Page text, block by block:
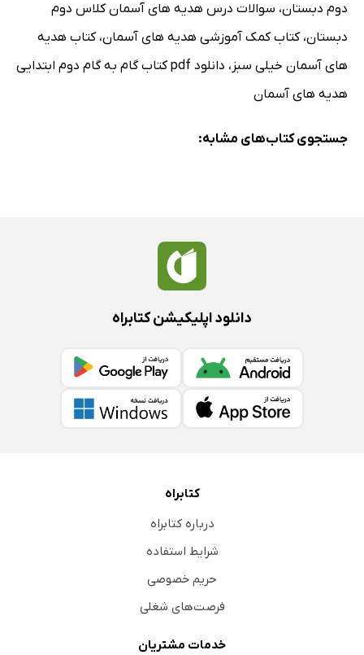
دوم دبستان، سوالات درس هدیه های آسمان کلاس دوم
دبستان،کتاب کمک آموزشی هدیه های آسمان،کتاب هدیه
های آسمان خیلی سبز ،
دانلود pdf کتاب گام به گام دوم ابتدایی
هدیه های آسمان
جستجوی کتاب‌های مشابه:
دانلود اپلیکیشن کتابراه
کتابراه
درباره کتابراه
شرایط استفاده
حریم خصوصی
فرصت‌های شغلی
خدمات مشتریان